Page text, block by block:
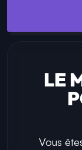
LE
Vous